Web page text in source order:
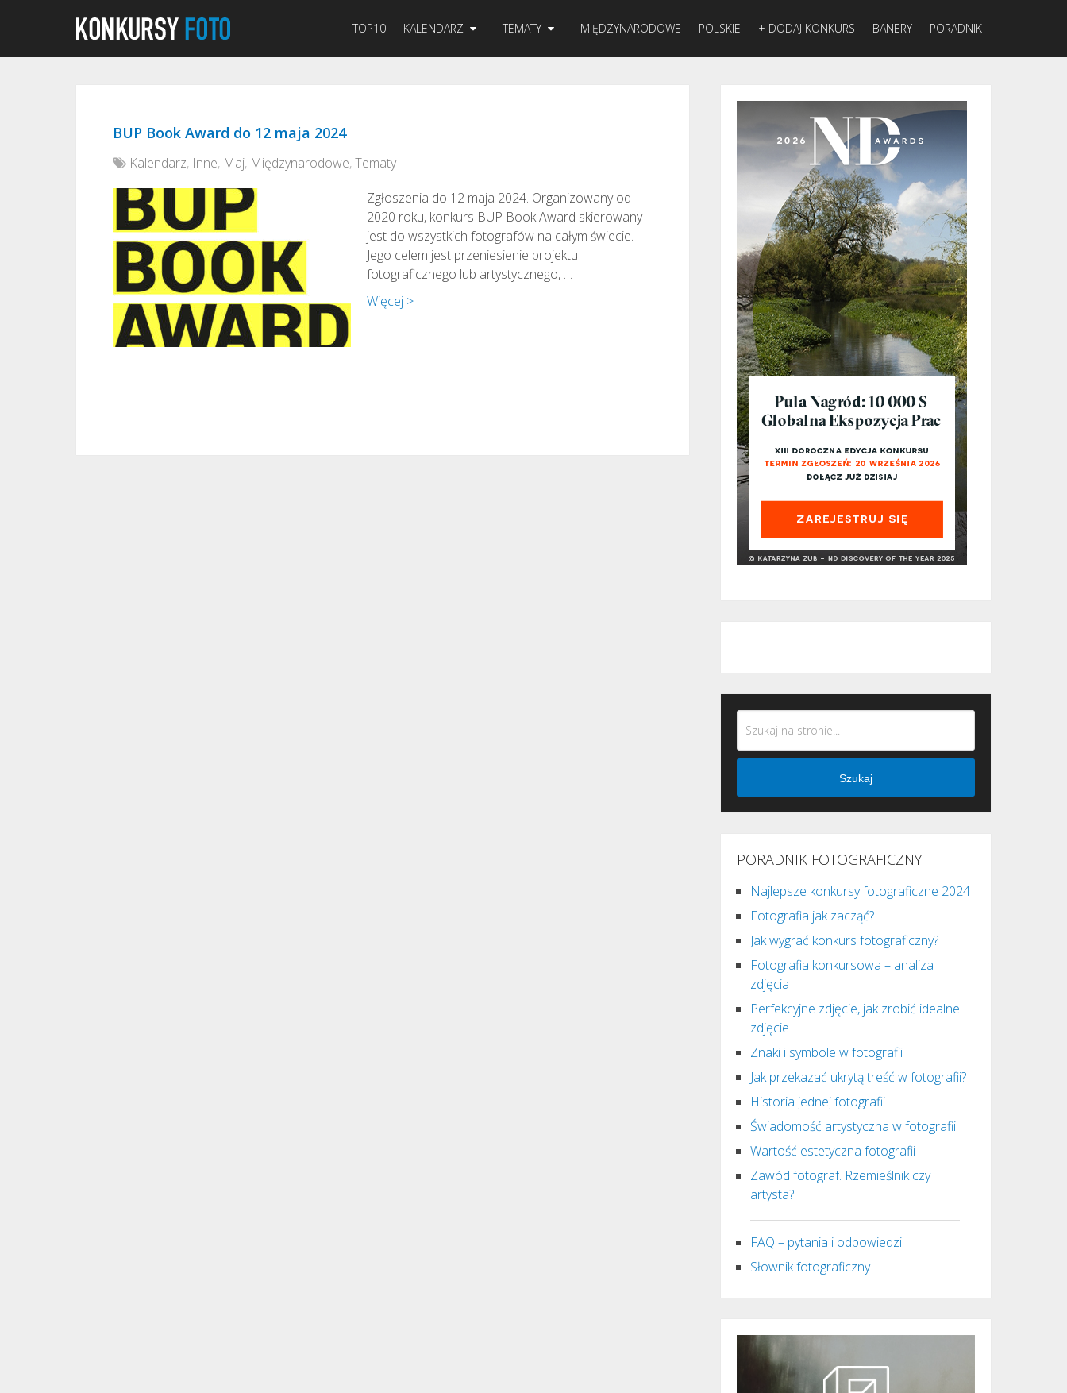
TOP10 KALENDARZ TEMATY MIĘDZYNARODOWE POLSKIE + DODAJ KONKURS BANERY PORADNIK
BUP Book Award do 12 maja 2024
Kalendarz, Inne, Maj, Międzynarodowe,Tematy
Zgłoszenia do 12 maja 2024. Organizowany od
2020 roku, konkurs BUP Book Award skierowany
jest do wszystkich fotografów na całym świecie.
Jego celem jest przeniesienie projektu
fotograficznego lub artystycznego, …
Więcej >
Szukaj
PORADNIK FOTOGRAFICZNY
Najlepsze konkursy fotograficzne 2024
Fotografia jak zacząć?
Jak wygrać konkurs fotograficzny?
Fotografia konkursowa – analiza
zdjęcia
Perfekcyjne zdjęcie, jak zrobić idealne
zdjęcie
Znaki i symbole w fotografii
Jak przekazać ukrytą treść w fotografii?
Historia jednej fotografii
Świadomość artystyczna w fotografii
Wartość estetyczna fotografii
Zawód fotograf. Rzemieślnik czy
artysta?
FAQ – pytania i odpowiedzi
Słownik fotograficzny